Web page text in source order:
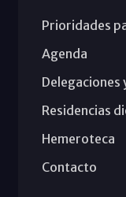
Prioridades
Agenda
Residencias
Hemeroteca
Contacto